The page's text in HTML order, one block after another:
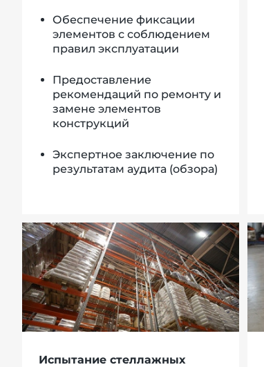
Обеспечение фиксации
элементов с соблюдением
правил эксплуатации
Предоставление
рекомендаций по ремонту и
замене элементов
конструкций
Экспертное заключение по
результатам аудита (обзора)
Испытание стеллажных